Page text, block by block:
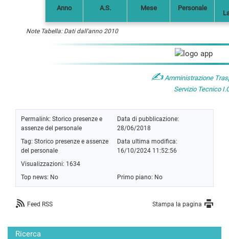
Ricerca
Anno A.S. Mese Personale
Note Tabella: Dati dall'anno 2010
✍Amministrazione
Servizio Tecnico
Permalink: Storico presenze e
assenze del personale
Data di pubblicazione:
28/06/2018
Tag: Storico presenze e assenze
del personale
Data ultima modifica:
16/10/2024 11:52:56
Visualizzazioni: 1634
Top news: No
Primo piano: No
Feed RSS Stampa la pagina